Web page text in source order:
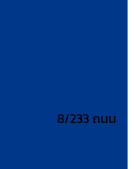
8/233 ถนน